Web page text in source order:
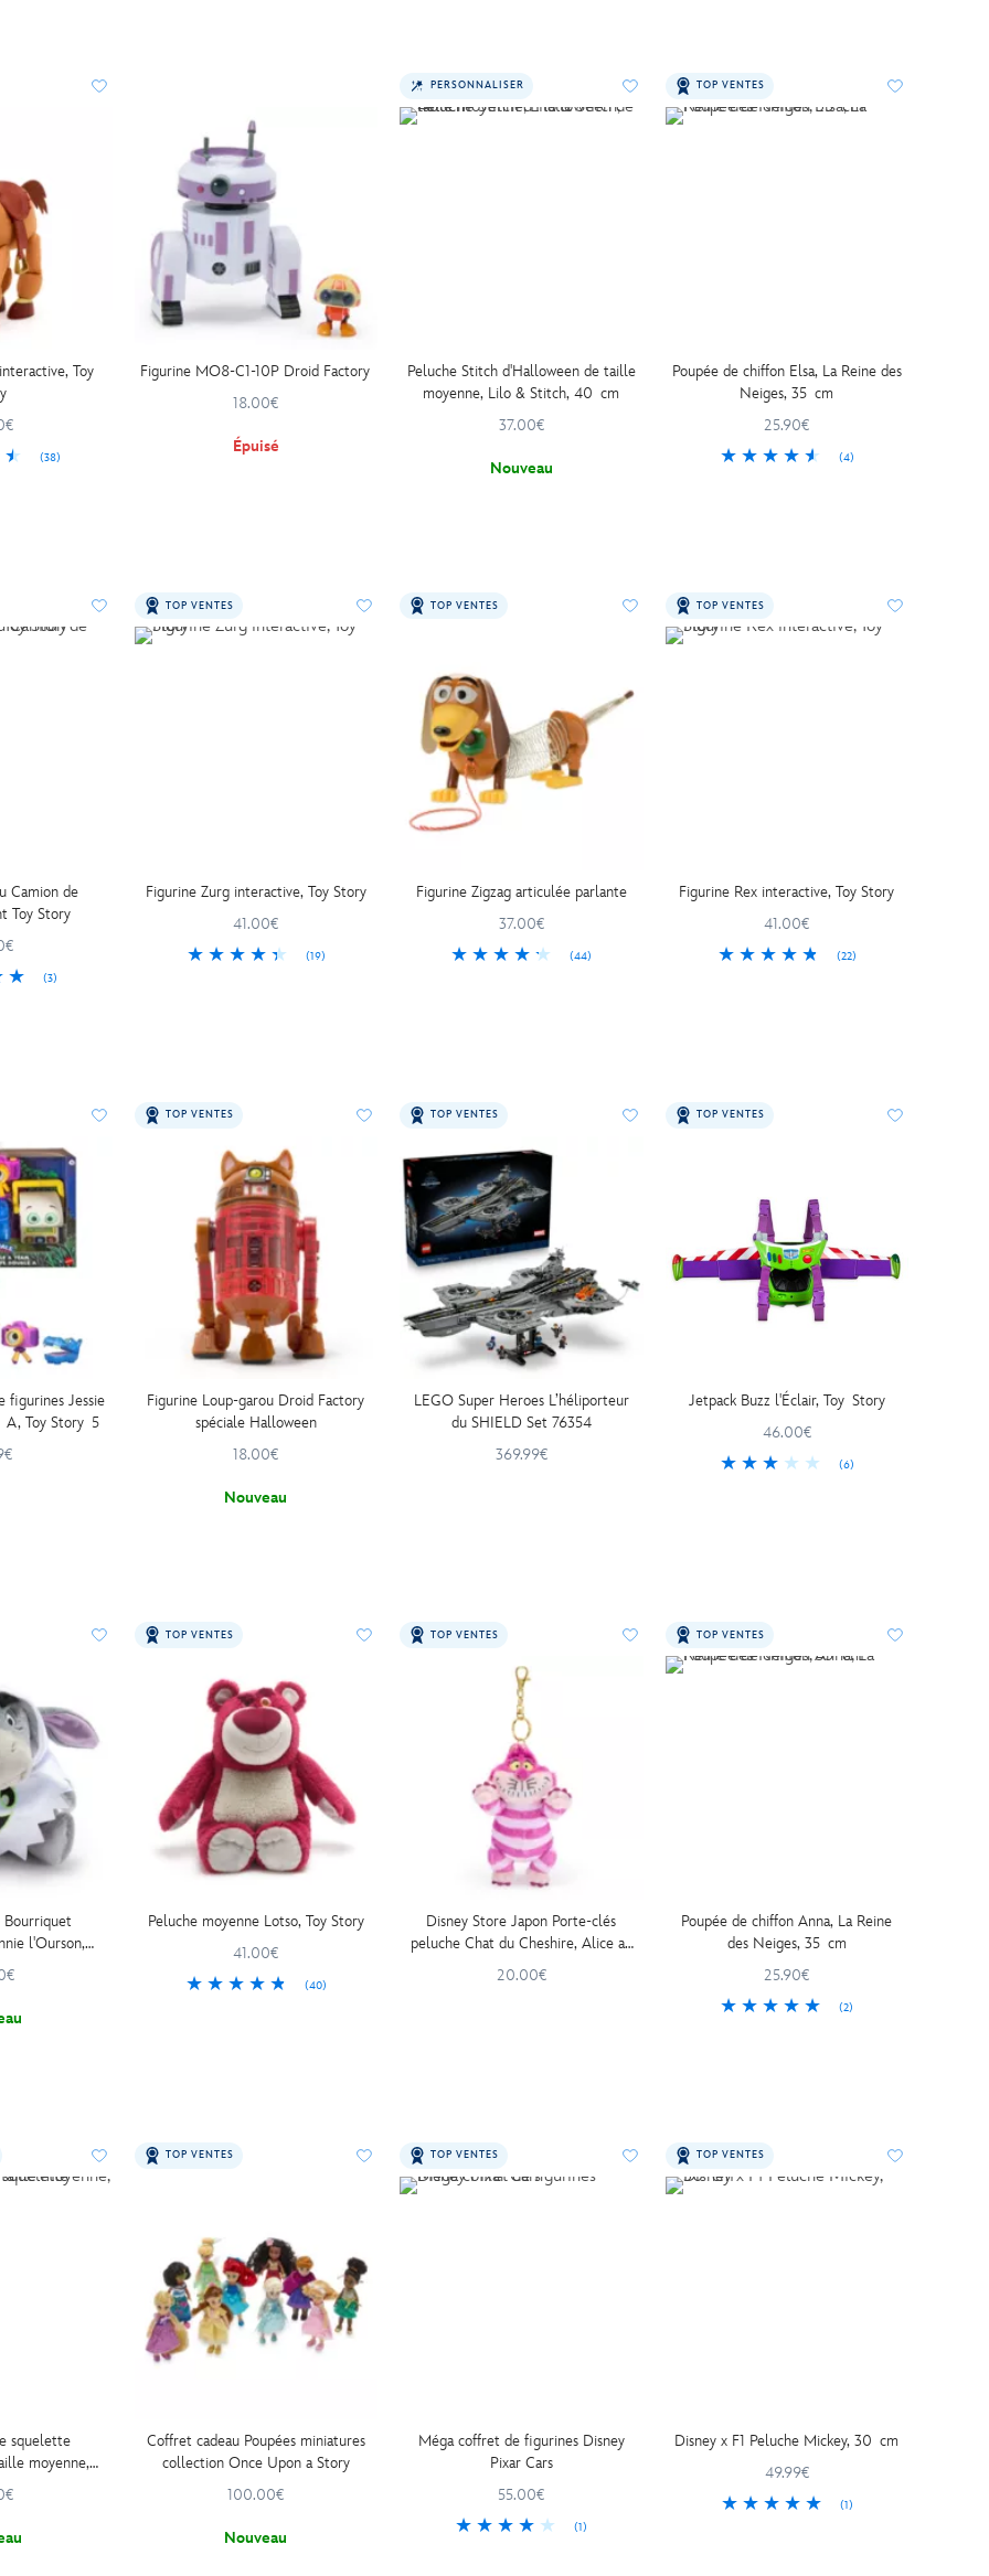
Toy
(38)
Figurine MO8-C1-10P Droid Factory
18.00€
Épuisé
PERSONNALISER
Peluche Stitch d'Halloween de taille
moyenne, Lilo & Stitch, 40 cm
37.00€
Nouveau
TOP VENTES
Poupée de chiffon Elsa, La Reine des
Neiges, 35 cm
25.90€
(4)
Camion de
Toy Story
(3)
TOP VENTES
Figurine Zurg interactive, Toy Story
41.00€
(19)
TOP VENTES
Figurine Zigzag articulée parlante
37.00€
(44)
TOP VENTES
Figurine Rex interactive, Toy Story
41.00€
(22)
figurines Jessie
Toy Story 5
TOP VENTES
Figurine Loup-garou Droid Factory
spéciale Halloween
18.00€
Nouveau
TOP VENTES
LEGO Super Heroes L’héliporteur
du SHIELD Set 76354
369.99€
TOP VENTES
Jetpack Buzz l'Éclair, Toy Story
46.00€
(6)
Bourriquet
l'Ourson,
TOP VENTES
Peluche moyenne Lotso, Toy Story
41.00€
(40)
TOP VENTES
Disney Store Japon Porte-clés
peluche Chat du Cheshire, Alice au
Pays des Merveilles, 16 cm
20.00€
TOP VENTES
Poupée de chiffon Anna, La Reine
des Neiges, 35 cm
25.90€
(2)
squelette
moyenne,
TOP VENTES
Coffret cadeau Poupées miniatures
collection Once Upon a Story
100.00€
Nouveau
TOP VENTES
Méga coffret de figurines Disney
Pixar Cars
55.00€
(1)
TOP VENTES
Disney x F1 Peluche Mickey, 30 cm
49.99€
(1)